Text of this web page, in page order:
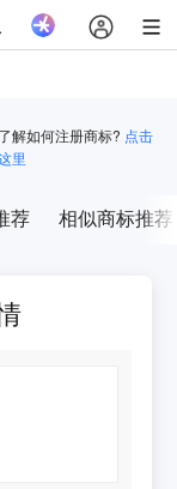
了解如何注册商标? 点击
里
荐 相似商标推荐